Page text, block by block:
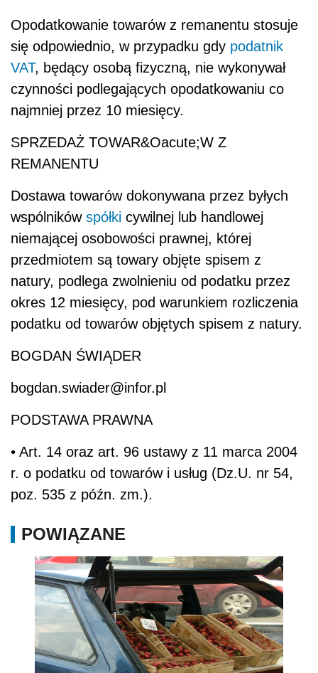
Opodatkowanie towarów z remanentu stosuje
się odpowiednio, w przypadku gdy podatnik
VAT, będący osobą fizyczną, nie wykonywał
czynności podlegających opodatkowaniu co
najmniej przez 10 miesięcy.
SPRZEDAŻ TOWAR&Oacute;W Z
REMANENTU
Dostawa towarów dokonywana przez byłych
wspólników spółki cywilnej lub handlowej
niemającej osobowości prawnej, której
przedmiotem są towary objęte spisem z
natury, podlega zwolnieniu od podatku przez
okres 12 miesięcy, pod warunkiem rozliczenia
podatku od towarów objętych spisem z natury.
BOGDAN ŚWIĄDER
bogdan.swiader@infor.pl
PODSTAWA PRAWNA
• Art. 14 oraz art. 96 ustawy z 11 marca 2004
r. o podatku od towarów i usług (Dz.U. nr 54,
poz. 535 z późn. zm.).
POWIĄZANE